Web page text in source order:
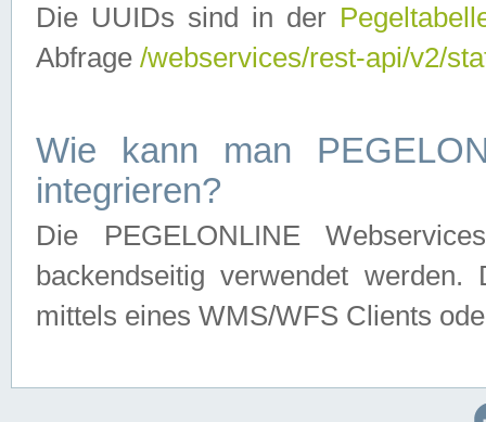
Die UUIDs sind in der
Abfrage /webservices/rest-api/v2/
Wie kann man
integrieren?
Die PEGELONLINE
backendseitig verwendet
mittels eines WMS/WFS Clients